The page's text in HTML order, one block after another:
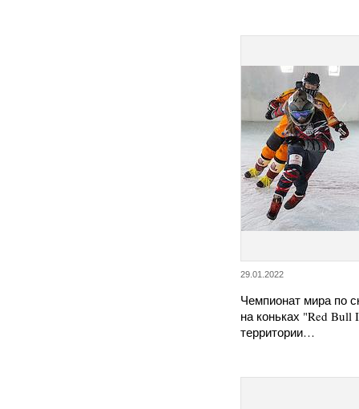
29.01.2022
Чемпионат мира по
на коньках "Red Bull
территории…